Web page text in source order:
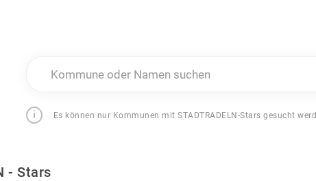
Kommune oder Namen suchen
Es können nur Kommunen mit STADTRADELN-Stars gesucht
- Stars